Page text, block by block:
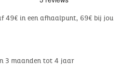
49€ in een afhaalpunt, 69€ bij jou
3 maanden tot 4 jaar